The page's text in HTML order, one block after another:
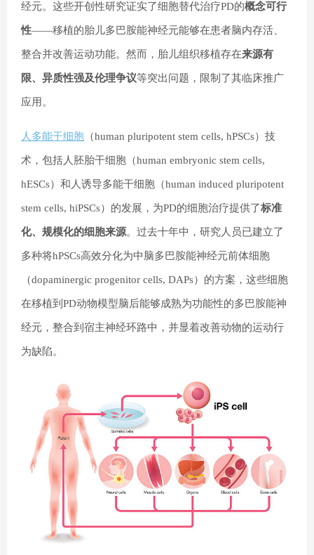
经元。这些开创性研究证实了细胞替代治疗PD的概念可行
性——移植的胎儿多巴胺能神经元能够在患者脑内存活、
整合并改善运动功能。然而，胎儿组织移植存在来源有
限、异质性强及伦理争议等突出问题，限制了其临床推广
应用。
人多能干细胞 （human pluripotent stem cells, hPSCs）技
术，包括人胚胎干细胞（human embryonic stem cells,
hESCs）和人诱导多能干细胞（human induced pluripotent
stem cells, hiPSCs）的发展，为PD的细胞治疗提供了标准
化、规模化的细胞来源。过去十年中，研究人员已建立了
多种将hPSCs高效分化为中脑多巴胺能神经元前体细胞
（dopaminergic progenitor cells, DAPs）的方案，这些细胞
在移植到PD动物模型脑后能够成熟为功能性的多巴胺能神
经元，整合到宿主神经环路中，并显着改善动物的运动行
为缺陷。